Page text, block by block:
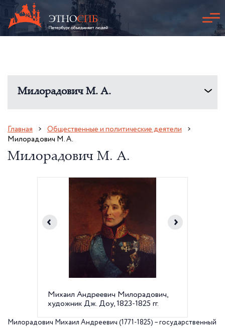
Милорадович М. А.
Главная
Общественные и политические деятели
Милорадович М. А.
Милорадович М. А.
Михаил Андреевич Милорадович,
художник Дж. Доу, 1823-1825 гг.
Милорадович Михаил Андреевич (1771-1825) – государственный